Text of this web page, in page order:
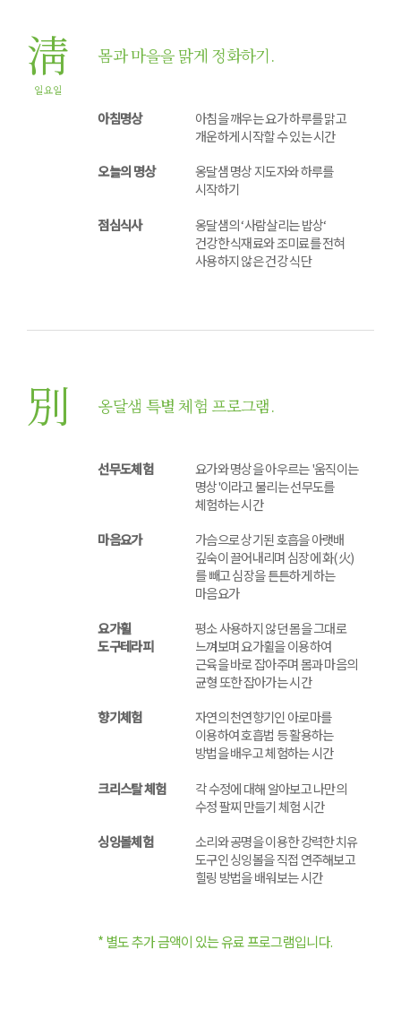
淸
일요일
몸과 마을을 맑게 정화하기.
아침명상
아침을 깨우는 요가 하루를 맑고
개운하게 시작할 수 있는 시간
오늘의 명상
옹달샘 명상 지도자와 하루를
시작하기
점심식사
옹달샘의 ‘사람살리는 밥상‘
건강한 식재료와 조미료를 전혀
사용하지 않은 건강 식단
別 옹달샘 특별 체험 프로그램.
선무도체험
요가와 명상을 아우르는 '움직이는
명상'이라고 불리는 선무도를
체험하는 시간
마음요가
가슴으로 상기된 호흡을 아랫배
깊숙이 끌어내리며 심장에 화(火)
를 빼고 심장을 튼튼하게 하는
마음요가
요가휠
도구테라피
평소 사용하지 않던 몸을 그대로
느껴보며 요가휠을 이용하여
근육을 바로 잡아주며 몸과 마음의
균형 또한 잡아가는 시간
향기체험
자연의 천연향기인 아로마를
이용하여 호흡법 등 활용하는
방법을 배우고 체험하는 시간
크리스탈 체험
각 수정에 대해 알아보고 나만의
수정 팔찌 만들기 체험 시간
싱잉볼체험
소리와 공명을 이용한 강력한 치유
도구인 싱잉볼을 직접 연주해보고
힐링 방법을 배워보는 시간
* 별도 추가 금액이 있는 유료 프로그램입니다.